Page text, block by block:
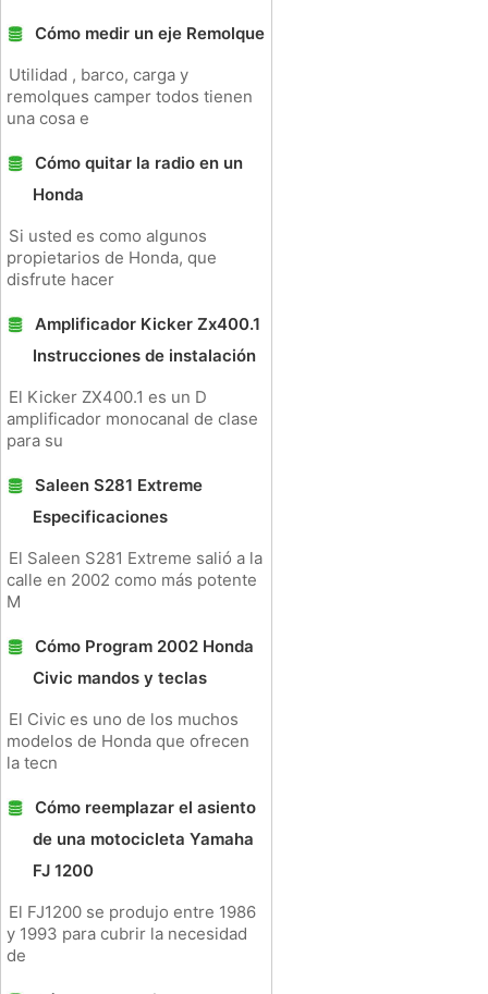
Cómo medir un eje Remolque
Utilidad , barco, carga y
remolques camper todos tienen
una cosa e
Cómo quitar la radio en un
Honda
Si usted es como algunos
propietarios de Honda, que
disfrute hacer
Amplificador Kicker Zx400.1
Instrucciones de instalación
El Kicker ZX400.1 es un D
amplificador monocanal de clase
para su
Saleen S281 Extreme
Especificaciones
El Saleen S281 Extreme salió a la
calle en 2002 como más potente
M
Cómo Program 2002 Honda
Civic mandos y teclas
El Civic es uno de los muchos
modelos de Honda que ofrecen
la tecn
Cómo reemplazar el asiento
de una motocicleta Yamaha
FJ 1200
El FJ1200 se produjo entre 1986
y 1993 para cubrir la necesidad
de